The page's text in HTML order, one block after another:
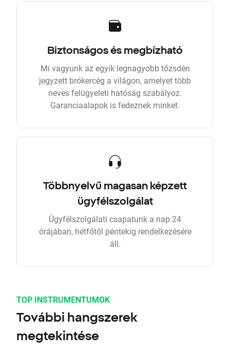
Biztonságos és megbízható
Mi vagyunk az egyik legnagyobb tőzsdén
jegyzett brókercég a világon, amelyet több
neves felügyeleti hatóság szabályoz.
Garanciaalapok is fedeznek minket.
Többnyelvű magasan képzett
ügyfélszolgálat
Ügyfélszolgálati csapatunk a nap 24
órájában, hétfőtől péntekig rendelkezésére
áll.
TOP INSTRUMENTUMOK
További hangszerek
megtekintése